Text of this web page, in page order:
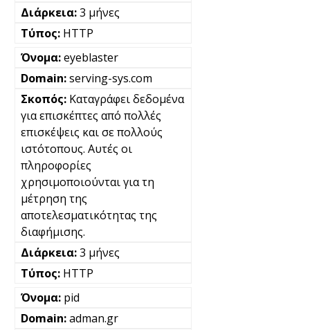
3 μήνες
HTTP
eyeblaster
serving-sys.com
Καταγράφει δεδομένα
για επισκέπτες από πολλές
επισκέψεις και σε πολλούς
ιστότοπους. Αυτές οι
πληροφορίες
χρησιμοποιούνται για τη
μέτρηση της
αποτελεσματικότητας της
διαφήμισης.
3 μήνες
HTTP
pid
adman.gr